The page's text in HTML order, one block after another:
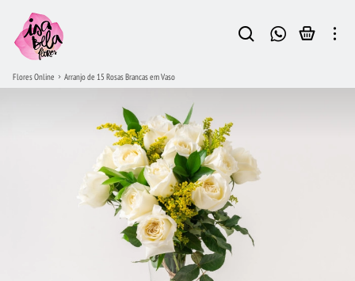
Flores Online Arranjo de 15 Rosas Brancas em Vaso